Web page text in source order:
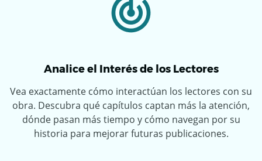
Analice el Interés de los Lectores
Vea exactamente cómo interactúan los lectores con su
obra. Descubra qué capítulos captan más la atención,
dónde pasan más tiempo y cómo navegan por su
historia para mejorar futuras publicaciones.